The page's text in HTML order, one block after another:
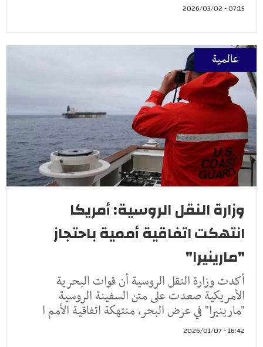
07:15 - 2026/03/02
عالمية
وزارة النقل الروسية: أمريكا
انتهكت اتفاقية أممية باحتجاز
"مارينيرا"
أكدت وزارة النقل الروسية أن قوات البحرية
الأمريكية صعدت على متن السفينة الروسية
"مارينيرا" في عرض البحر، منتهكة اتفاقية الأمم ا
16:42 - 2026/01/07